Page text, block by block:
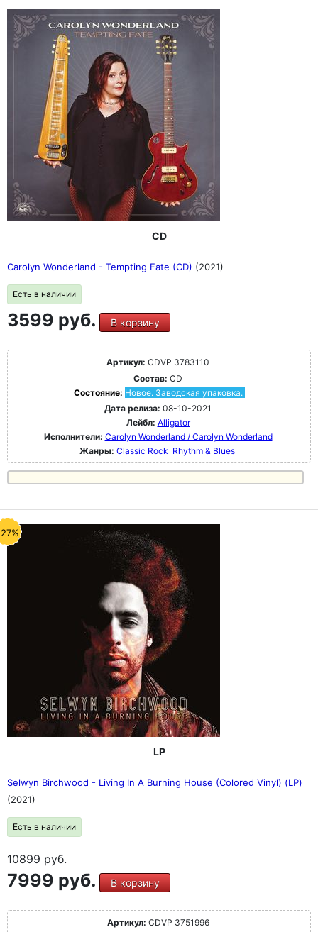
CD
Carolyn Wonderland - Tempting Fate (CD) (2021)
Есть в наличии
3599 руб. В корзину
Артикул: CDVP 3783110
Состав: CD
Состояние: Новое. Заводская упаковка.
Дата релиза: 08-10-2021
Лейбл: Alligator
Исполнители: Carolyn Wonderland / Carolyn Wonderland
Жанры: Classic Rock Rhythm & Blues
LP
Selwyn Birchwood - Living In A Burning House (Colored Vinyl) (LP)
(2021)
Есть в наличии
10899руб.
7999 руб. В корзину
Артикул: CDVP 3751996